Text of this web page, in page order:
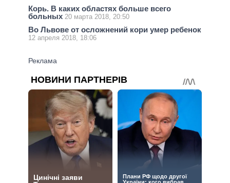
Корь. В каких областях больше всего
больных 20 марта 2018, 20:50
Во Львове от осложнений кори умер ребенок
12 апреля 2018, 18:06